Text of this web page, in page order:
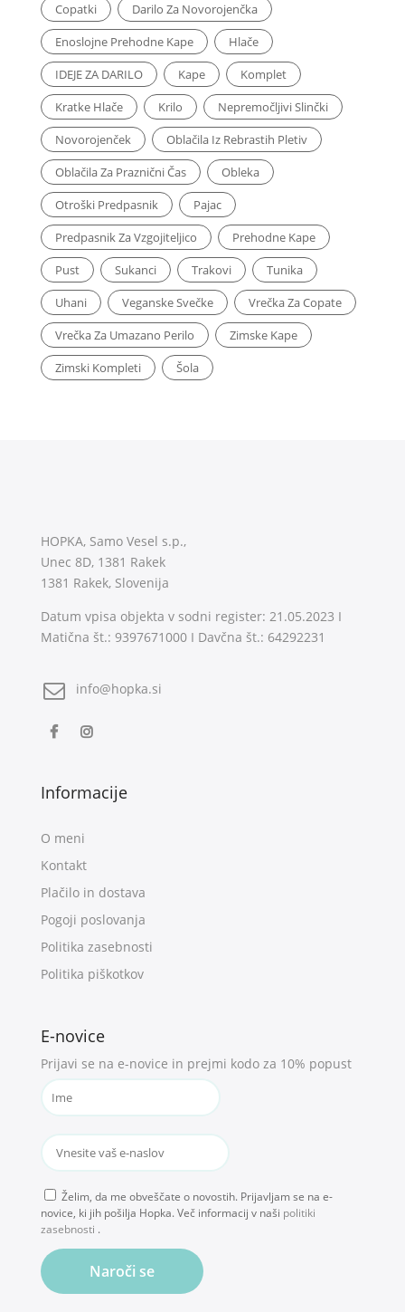
Copatki
Darilo Za Novorojenčka
Enoslojne Prehodne Kape
Hlače
IDEJE ZA DARILO
Kape
Komplet
Kratke Hlače
Krilo
Nepremočljivi Slinčki
Novorojenček
Oblačila Iz Rebrastih Pletiv
Oblačila Za Praznični Čas
Obleka
Otroški Predpasnik
Pajac
Predpasnik Za Vzgojiteljico
Prehodne Kape
Pust
Sukanci Trakovi
Tunika
Uhani
Veganske Svečke
Vrečka Za Copate
Vrečka Za Umazano Perilo
Zimske Kape
Zimski Kompleti
Šola
HOPKA, Samo Vesel s.p.,
Unec 8D, 1381 Rakek
1381 Rakek, Slovenija
Datum vpisa objekta v sodni register: 21.05.2023 I
Matična št.: 9397671000 I Davčna št.: 64292231
info@hopka.si
Informacije
O meni
Kontakt
Plačilo in dostava
Pogoji poslovanja
Politika zasebnosti
Politika piškotkov
E-novice
Prijavi se na e-novice in prejmi kodo za 10% popust
Želim, da me obveščate o novostih. Prijavljam se na e-
novice, ki jih pošilja Hopka. Več informacij v naši politiki
zasebnosti .
Naroči se